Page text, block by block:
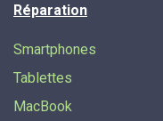
Réparation
Smartphones
Tablettes
MacBook